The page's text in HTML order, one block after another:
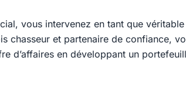
vous intervenez en tant que
chasseur et partenaire de confiance,
d’affaires en développant un